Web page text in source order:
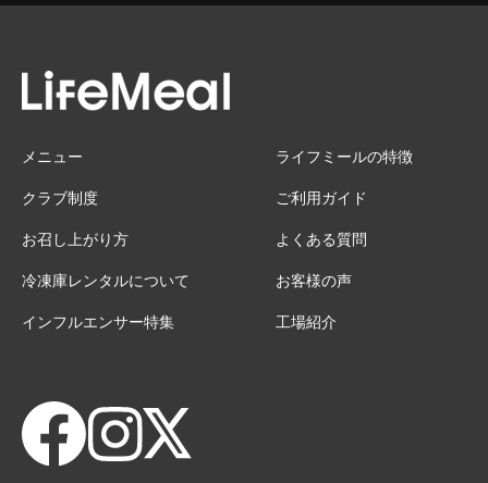
メニュー ライフミールの特徴
クラブ制度 ご利用ガイド
お召し上がり方 よくある質問
冷凍庫レンタルについて お客様の声
インフルエンサー特集 工場紹介